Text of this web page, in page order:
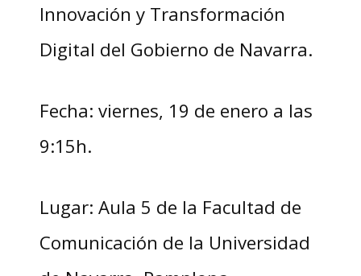
Innovación y Transformación
Digital del Gobierno de Navarra.
Fecha: viernes, 19 de enero a las
9:15h.
Lugar: Aula 5 de la Facultad de
Comunicación de la Universidad